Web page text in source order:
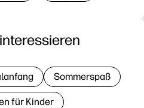
Sommerspaß
für Kinder